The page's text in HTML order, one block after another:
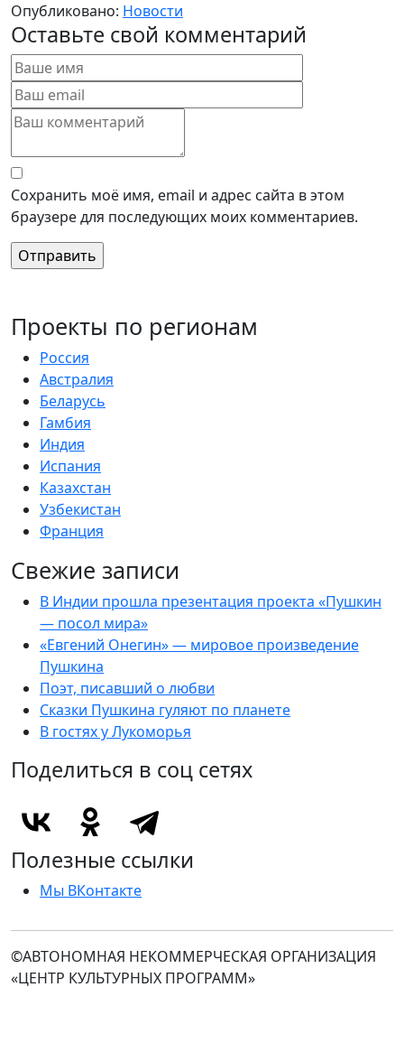
Опубликовано: Новости
Оставьте свой комментарий
Сохранить моё имя, email и адрес сайта в этом
браузере для последующих моих комментариев.
Проекты по регионам
Россия
Австралия
Беларусь
Гамбия
Индия
Испания
Казахстан
Узбекистан
Франция
Свежие записи
В Индии прошла презентация проекта «Пушкин
— посол мира»
«Евгений Онегин» — мировое произведение
Пушкина
Поэт, писавший о любви
Сказки Пушкина гуляют по планете
В гостях у Лукоморья
Поделиться в соц сетях
Полезные ссылки
Мы ВКонтакте
©АВТОНОМНАЯ НЕКОММЕРЧЕСКАЯ ОРГАНИЗАЦИЯ
«ЦЕНТР КУЛЬТУРНЫХ ПРОГРАММ»